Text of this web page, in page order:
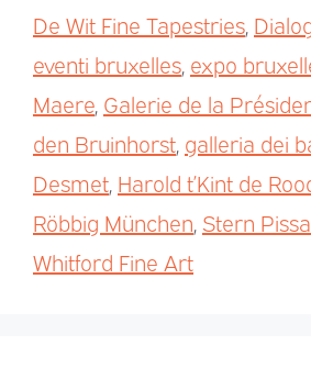
De Wit Fine Tapestries
eventi bruxelles expo
Maere Galerie de la
den Bruinhorst galleria dei
Desmet Harold t’Kint de
Röbbig München Stern
Whitford Fine Art